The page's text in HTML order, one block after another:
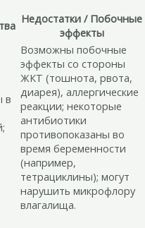
Недостатки / Побочные
эффекты
в
Возможны побочные
эффекты со стороны
ЖКТ (тошнота, рвота,
диарея), аллергические
реакции; некоторые
антибиотики
противопоказаны во
время беременности
(например,
тетрациклины); могут
нарушить микрофлору
влагалища.